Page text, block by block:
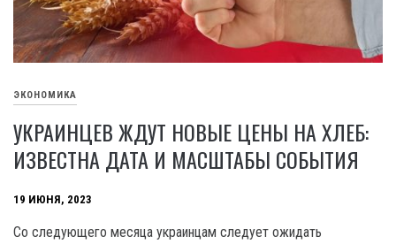
ЭКОНОМИКА
УКРАИНЦЕВ ЖДУТ НОВЫЕ ЦЕНЫ НА ХЛЕБ:
ИЗВЕСТНА ДАТА И МАСШТАБЫ СОБЫТИЯ
19 ИЮНЯ, 2023
Co следующего месяца украинцам следует ожидать